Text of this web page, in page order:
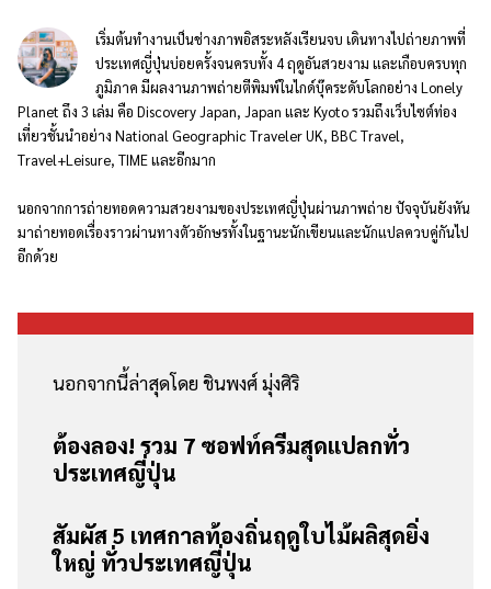
เริ่มต้นทำงานเป็นช่างภาพอิสระหลังเรียนจบ เดินทางไปถ่ายภาพที่
ประเทศญี่ปุ่นบ่อยครั้งจนครบทั้ง 4 ฤดูอันสวยงาม และเกือบครบทุก
ภูมิภาค มีผลงานภาพถ่ายตีพิมพ์ในไกด์บุ๊คระดับโลกอย่าง Lonely
Planet ถึง 3 เล่ม คือ Discovery Japan, Japan และ Kyoto รวมถึงเว็บไซต์ท่อง
เที่ยวชั้นนำอย่าง National Geographic Traveler UK, BBC Travel,
Travel+Leisure, TIME และอีกมาก
นอกจากการถ่ายทอดความสวยงามของประเทศญี่ปุ่นผ่านภาพถ่าย ปัจจุบันยังหัน
มาถ่ายทอดเรื่องราวผ่านทางตัวอักษรทั้งในฐานะนักเขียนและนักแปลควบคู่กันไป
อีกด้วย
นอกจากนี้ล่าสุดโดย ชินพงศ์ มุ่งศิริ
ต้องลอง! รวม 7 ซอฟท์ครีมสุดแปลกทั่ว
ประเทศญี่ปุ่น
สัมผัส 5 เทศกาลท้องถิ่นฤดูใบไม้ผลิสุดยิ่ง
ใหญ่ ทั่วประเทศญี่ปุ่น